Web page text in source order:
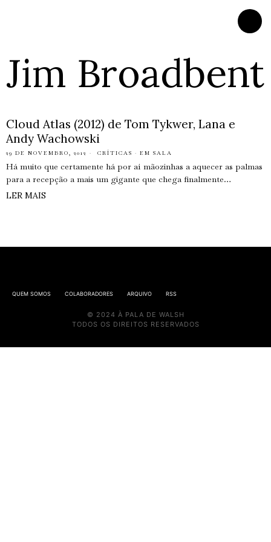
Jim Broadbent
Cloud Atlas (2012) de Tom Tykwer, Lana e
Andy Wachowski
29 DE NOVEMBRO, 2012 CRÍTICAS · EM SALA
Há muito que certamente há por aí mãozinhas a aquecer as palmas
para a recepção a mais um gigante que chega finalmente…
LER MAIS
QUEM SOMOS COLABORADORES ARQUIVO RSS
© 2024 À PALA DE WALSH
TODOS OS DIREITOS RESERVADOS